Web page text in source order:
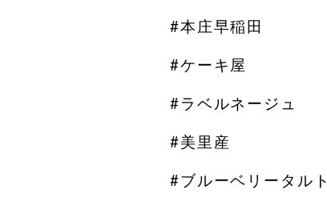
#本庄早稲田
#ケーキ屋
#ラベルネージュ
#美里産
#ブルーベリータルト